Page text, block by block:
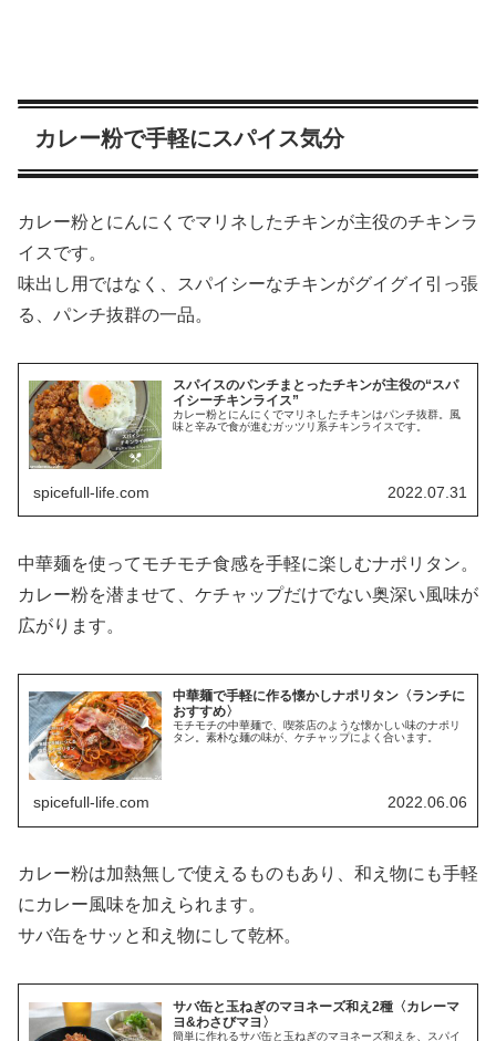
カレー粉で手軽にスパイス気分
カレー粉とにんにくでマリネしたチキンが主役のチキンラ
イスです。
味出し用ではなく、スパイシーなチキンがグイグイ引っ張
る、パンチ抜群の一品。
スパイスのパンチまとったチキンが主役の“スパ
イシーチキンライス”
カレー粉とにんにくでマリネしたチキンはパンチ抜群。風
味と辛みで食が進むガッツリ系チキンライスです。
spicefull-life.com 2022.07.31
中華麺を使ってモチモチ食感を手軽に楽しむナポリタン。
カレー粉を潜ませて、ケチャップだけでない奥深い風味が
広がります。
中華麺で手軽に作る懐かしナポリタン〈ランチに
おすすめ〉
モチモチの中華麺で、喫茶店のような懐かしい味のナポリ
タン。素朴な麺の味が、ケチャップによく合います。
spicefull-life.com 2022.06.06
カレー粉は加熱無しで使えるものもあり、和え物にも手軽
にカレー風味を加えられます。
サバ缶をサッと和え物にして乾杯。
サバ缶と玉ねぎのマヨネーズ和え2種〈カレーマ
ヨ&わさびマヨ〉
簡単に作れるサバ缶と玉ねぎのマヨネーズ和えを、スパイ